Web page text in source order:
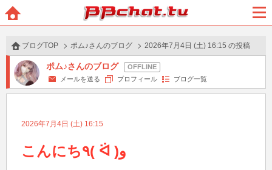
BBchatTV
ュー
ブログTOP ポム♪さんのブログ 2026年7月4日 (土) 16:15 の投稿
ポム♪さんのブログ
メールを送る プロフィール ブログ一覧
2026年7月4日 (土) 16:15
こんにち٩( ᐛ )و